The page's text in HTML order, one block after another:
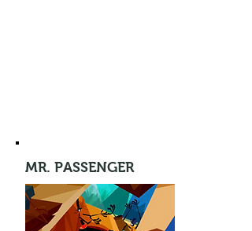
MR. PASSENGER